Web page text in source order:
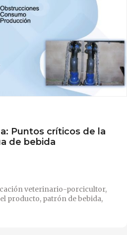
Puntos críticos de la
de bebida
veterinario-porcicultor,
producto, patrón de bebida,